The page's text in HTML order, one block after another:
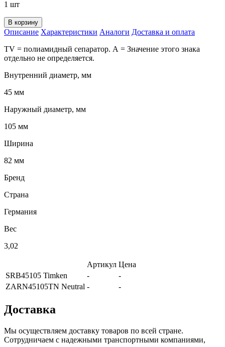
1 шт
В корзину
Описание Характеристики Аналоги Доставка и оплата
TV = полиамидный сепаратор. А = Значение этого знака
отдельно не определяется.
Внутренний диаметр, мм
45 мм
Наружный диаметр, мм
105 мм
Ширина
82 мм
Бренд
Страна
Германия
Вес
3,02
Артикул Цена
SRB45105 Timken
-
-
ZARN45105TN Neutral - -
Доставка
Мы осуществляем доставку товаров по всей стране.
Сотрудничаем с надежными транспортными компаниями,